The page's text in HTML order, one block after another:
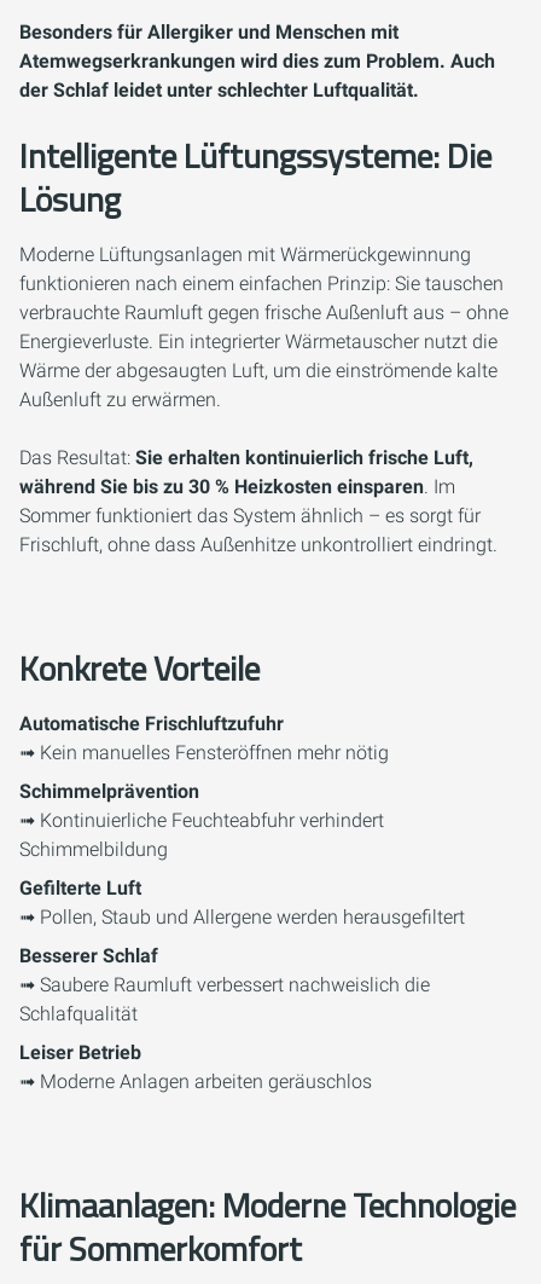
Besonders für Allergiker und Menschen mit
Atemwegserkrankungen wird dies zum Problem. Auch
der Schlaf leidet unter schlechter Luftqualität.
Intelligente Lüftungssysteme: Die
Lösung
Moderne Lüftungsanlagen mit Wärmerückgewinnung
funktionieren nach einem einfachen Prinzip: Sie tauschen
verbrauchte Raumluft gegen frische Außenluft aus – ohne
Energieverluste. Ein integrierter Wärmetauscher nutzt die
Wärme der abgesaugten Luft, um die einströmende kalte
Außenluft zu erwärmen.
Das Resultat: Sie erhalten kontinuierlich frische Luft,
während Sie bis zu 30 % Heizkosten einsparen. Im
Sommer funktioniert das System ähnlich – es sorgt für
Frischluft, ohne dass Außenhitze unkontrolliert eindringt.
Konkrete Vorteile
Automatische Frischluftzufuhr
➟ Kein manuelles Fensteröffnen mehr nötig
Schimmelprävention
➟ Kontinuierliche Feuchteabfuhr verhindert
Schimmelbildung
Gefilterte Luft
➟ Pollen, Staub und Allergene werden herausgefiltert
Besserer Schlaf
➟ Saubere Raumluft verbessert nachweislich die
Schlafqualität
Leiser Betrieb
➟ Moderne Anlagen arbeiten geräuschlos
Klimaanlagen: Moderne Technologie
für Sommerkomfort